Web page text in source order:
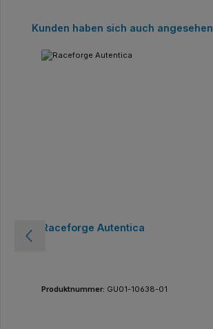
Produktgalerie überspringen
Kunden haben sich auch angesehen
Raceforge Autentica
Produktnummer: GU01-10638-01